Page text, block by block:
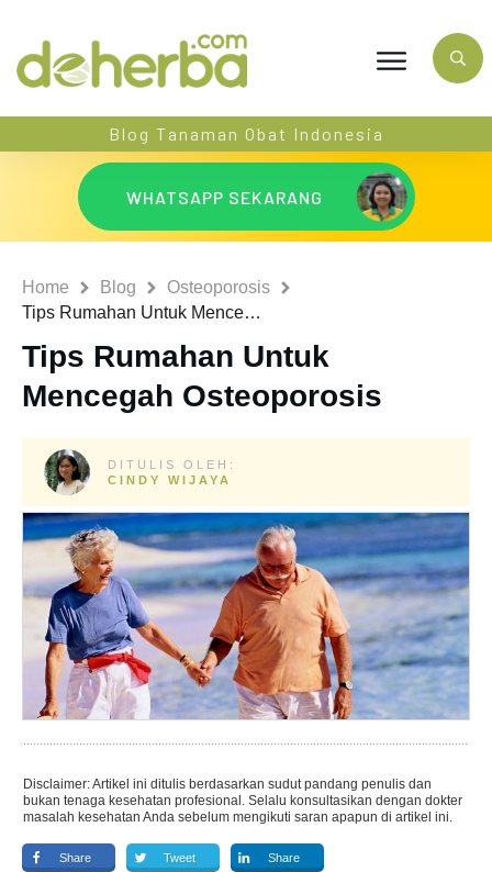
Blog Tanaman Obat Indonesia
WHATSAPP SEKARANG
Home Blog
Osteoporosis
Tips Rumahan Untuk Mencegah Osteoporosis
Tips Rumahan Untuk
Mencegah Osteoporosis
DITULIS OLEH:
CINDY WIJAYA
Disclaimer: Artikel ini ditulis berdasarkan sudut pandang penulis dan
bukan tenaga kesehatan profesional. Selalu konsultasikan dengan dokter
masalah kesehatan Anda sebelum mengikuti saran apapun di artikel ini.
Share Tweet Share